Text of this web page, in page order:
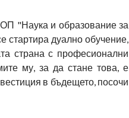
"Наука и образование за
стартира дуално обучение,
страна с професионални
му, за да стане това, е
в бъдещето, посочи